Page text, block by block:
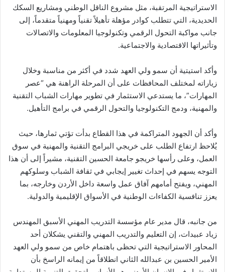
الاستراتيجية المرتقبة، مثل مشروع الناقل الوطني ومشاريع السكك
الحديدية، التي تتطلب كوادر مؤهلة تأهيلاً تقنياً ومهنياً متقدماً، إلى
جانب مواكبة التحول الرقمي وتكنولوجيا المعلومات والاتصالات
وتأثيراتها الاقتصادية والاجتماعية.
وأكد استيتية أن سمو ولي العهد شدد في أكثر من مناسبة وخلال
زياراته لمختلف المحافظات على أن المرحلة الراهنة هي “عصر
المهارات”، ما يستدعي الاستثمار في تطوير مهارات الشباب التقنية
والمهنية، ودمج التكنولوجيا والتحول الرقمي في برامج التأهيل.
وأكد أن الجهود المتراكمة في هذا القطاع بدأت تؤتي ثمارها، حيث
يُلاحظ ارتفاع الطلب على خريجي البرامج التقنية والمهنية في سوق
العمل، وعلى رأسها خريجو جامعة الحسين التقنية، مشيراً إلى أن هذا
التوجه يسهم في إحداث تغيير إيجابي في ثقافة الشباب وسلوكهم
المهني، ويفتح أمامهم آفاق عمل واسعة داخل الأردن وخارجه، بما
يعزز تنافسية الكفاءات الوطنية في الأسواق الإقليمية والدولية.
من جانبه، قال مدير عام مؤسسة التدريب المهني الأسبق المهندس
زياد عبيدات، إن التعليم والتدريب المهني والتقني يشكلان أحد
المحاور الاستراتيجية التي تحظى باهتمام خاص من سمو ولي العهد
الأمير الحسين بن عبدالله الثاني انطلاقاً من إيمانه الراسخ بأن